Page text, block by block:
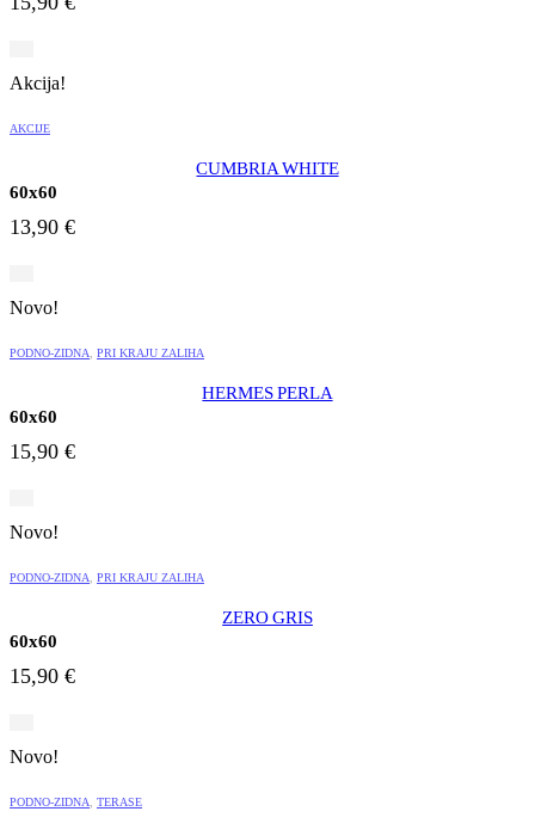
Akcija!
AKCIJE
CUMBRIA WHITE
60x60
13,90 €
Novo!
PODNO-ZIDNA PRI KRAJU ZALIHA
HERMES PERLA
60x60
15,90 €
Novo!
PODNO-ZIDNA PRI KRAJU ZALIHA
ZERO GRIS
60x60
15,90 €
Novo!
PODNO-ZIDNA TERASE